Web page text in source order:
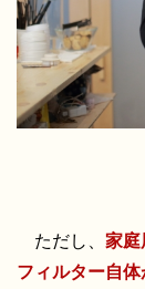
ただし、 家庭
フィルター自